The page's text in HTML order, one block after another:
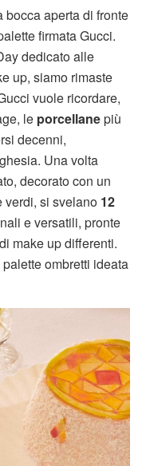
bocca aperta di fronte
firmata Gucci.
dedicato alle
up, siamo rimaste
vuole ricordare,
le porcellanepiù
decenni,
Una volta
decorato con un
verdi, si svelano 12
e versatili, pronte
make up differenti.
ombretti ideata